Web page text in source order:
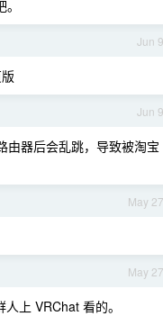
Jun 9
Jun 9
由器后会乱跳，导致被淘宝
May 27
May 27
上 VRChat 看的。